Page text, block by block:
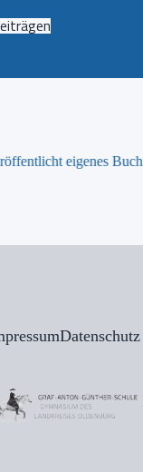
eigenes Buch
Datenschutz